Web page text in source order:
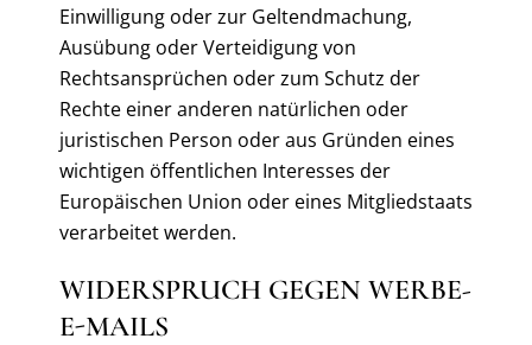
Einwilligung oder zur Geltendmachung,
Ausübung oder Verteidigung von
Rechtsansprüchen oder zum Schutz der
Rechte einer anderen natürlichen oder
juristischen Person oder aus Gründen eines
wichtigen öffentlichen Interesses der
Europäischen Union oder eines Mitgliedstaats
verarbeitet werden.
WIDERSPRUCH GEGEN WERBE-
E-MAILS